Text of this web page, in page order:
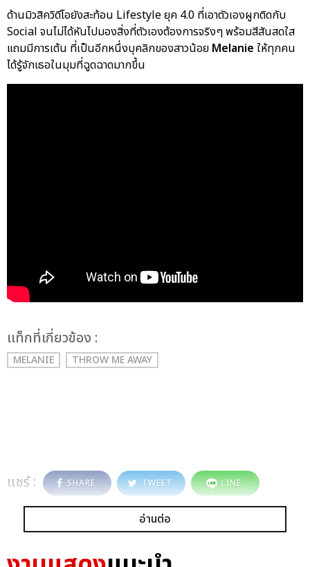
ด้านมิวสิควิดีโอยังสะท้อน Lifestyle ยุค 4.0 ที่เอาตัวเองผูกติดกับ
Social จนไม่ได้หันไปมองสิ่งที่ตัวเองต้องการจริงๆ พร้อมสีสันสดใส
แถมมีการเต้น ที่เป็นอีกหนึ่งบุคลิกของสาวน้อย Melanie ให้ทุกคน
ได้รู้จักเธอในมุมที่ฉูดฉาดมากขึ้น
เเท็กที่เกี่ยวข้อง :
MELANIE THROW ME AWAY
แชร์ : SHARE TWEET LINE
อ่านต่อ